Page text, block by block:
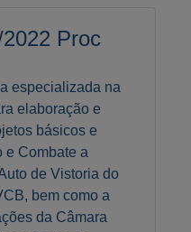
Proc
especializada na
elaboração e
básicos e
e Combate a
de Vistoria do
bem como a
da Câmara